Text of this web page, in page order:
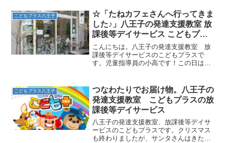
につれてハイテンションになって明け方
まで寝なかったり、寝た...
こどもプラス八王子
☆「たねカフェさんへ行ってきま
した♪」八王子の発達支援教室 放
課後等デイサービス こどもプラ
ス
こんにちは。八王子の発達支援教室 放
課後等デイサービスのこどもプラスで
す。児童指導員の小高です！この日は、
れ意見を出し合ったり、情報共有をして
います。そして、今回はミー...
こどもプラス八王子
つなわたりでお届け物。八王子の
発達支援教室 こどもプラスの放
課後等デイサービス
八王子の発達支援教室、放課後等デイサ
ービスのこどもプラスです。クリスマス
も終わりましたが、サンタさんはきたで